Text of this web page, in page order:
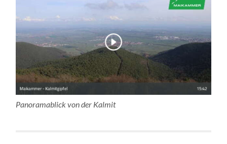
Panoramablick von der Kalmit